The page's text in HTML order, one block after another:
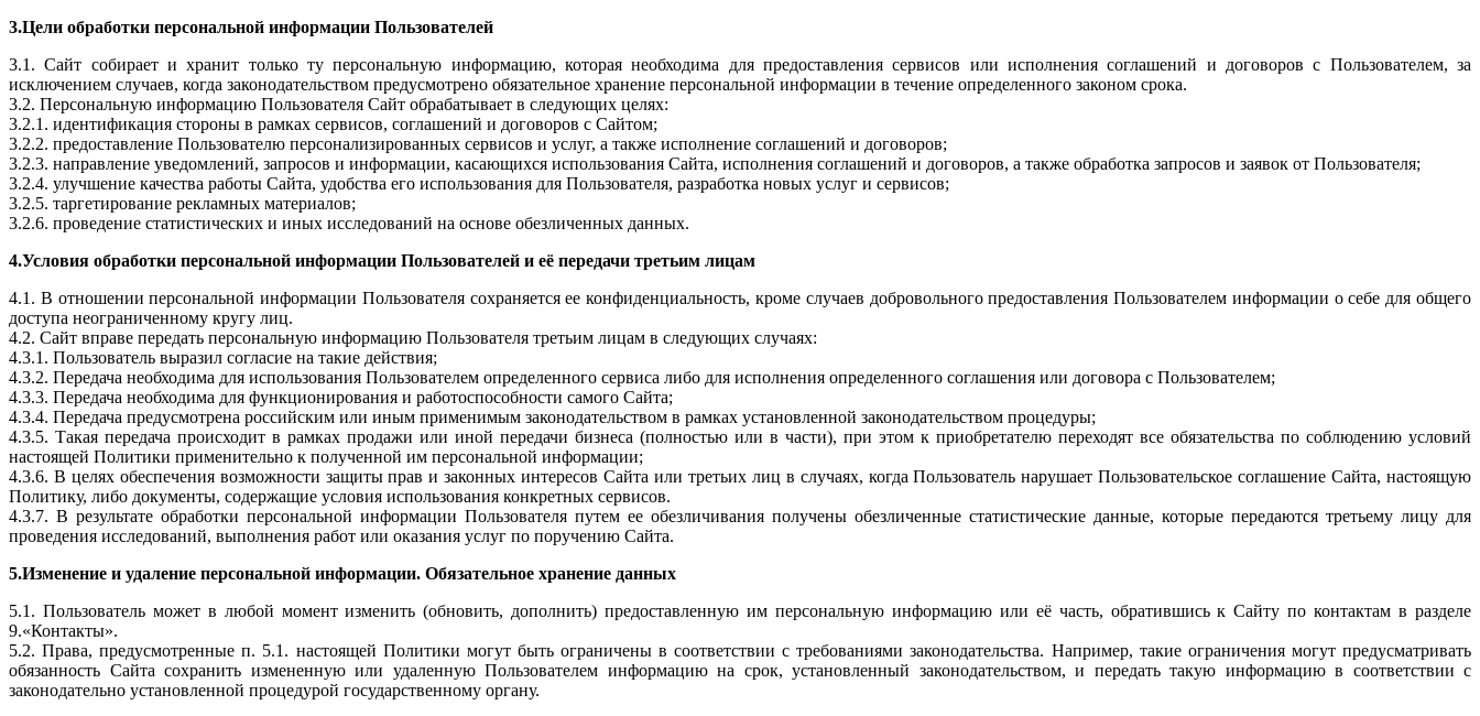
3.Цели обработки персональной информации Пользователей
3.1. Сайт собирает и хранит только ту персональную информацию, которая необходима для предоставления сервисов или исполнения соглашений и договоров с Пользователем, за
исключением случаев, когда законодательством предусмотрено обязательное хранение персональной информации в течение определенного законом срока.
3.2. Персональную информацию Пользователя Сайт обрабатывает в следующих целях:
3.2.1. идентификация стороны в рамках сервисов, соглашений и договоров с Сайтом;
3.2.2. предоставление Пользователю персонализированных сервисов и услуг, а также исполнение соглашений и договоров;
3.2.3. направление уведомлений, запросов и информации, касающихся использования Сайта, исполнения соглашений и договоров, а также обработка запросов и заявок от Пользователя;
3.2.4. улучшение качества работы Сайта, удобства его использования для Пользователя, разработка новых услуг и сервисов;
3.2.5. таргетирование рекламных материалов;
3.2.6. проведение статистических и иных исследований на основе обезличенных данных.
4.Условия обработки персональной информации Пользователей и её передачи третьим лицам
4.1. В отношении персональной информации Пользователя сохраняется ее конфиденциальность, кроме случаев добровольного предоставления Пользователем информации о себе для общего
доступа неограниченному кругу лиц.
4.2. Сайт вправе передать персональную информацию Пользователя третьим лицам в следующих случаях:
4.3.1. Пользователь выразил согласие на такие действия;
4.3.2. Передача необходима для использования Пользователем определенного сервиса либо для исполнения определенного соглашения или договора с Пользователем;
4.3.3. Передача необходима для функционирования и работоспособности самого Сайта;
4.3.4. Передача предусмотрена российским или иным применимым законодательством в рамках установленной законодательством процедуры;
4.3.5. Такая передача происходит в рамках продажи или иной передачи бизнеса (полностью или в части), при этом к приобретателю переходят все обязательства по соблюдению условий
настоящей Политики применительно к полученной им персональной информации;
4.3.6. В целях обеспечения возможности защиты прав и законных интересов Сайта или третьих лиц в случаях, когда Пользователь нарушает Пользовательское соглашение Сайта, настоящую
Политику, либо документы, содержащие условия использования конкретных сервисов.
4.3.7. В результате обработки персональной информации Пользователя путем ее обезличивания получены обезличенные статистические данные, которые передаются третьему лицу для
проведения исследований, выполнения работ или оказания услуг по поручению Сайта.
5.Изменение и удаление персональной информации. Обязательное хранение данных
5.1. Пользователь может в любой момент изменить (обновить, дополнить) предоставленную им персональную информацию или её часть, обратившись к Сайту по контактам в разделе
9.«Контакты».
5.2. Права, предусмотренные п. 5.1. настоящей Политики могут быть ограничены в соответствии с требованиями законодательства. Например, такие ограничения могут предусматривать
обязанность Сайта сохранить измененную или удаленную Пользователем информацию на срок, установленный законодательством, и передать такую информацию в соответствии с
законодательно установленной процедурой государственному органу.